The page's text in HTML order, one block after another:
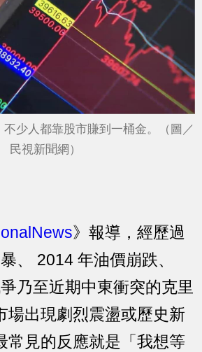
少人都靠股市賺到一桶金。（圖／
民視新聞網）
》報導，經歷過
、 2014 年油價崩跌、
乃至近期中東衝突的克里
場出現劇烈震盪或歷史新
常見的反應就是「我想等